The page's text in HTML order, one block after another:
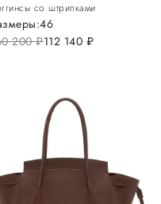
со штрипками
200руб.112 140 руб.
46